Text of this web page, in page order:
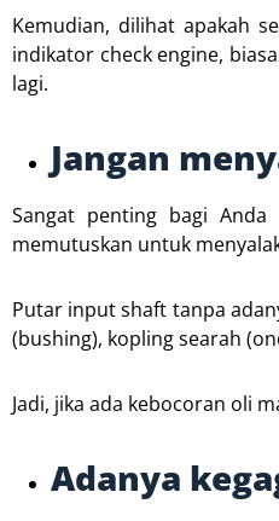
Kemudian, dilihat apakah
indikator check engine,
lagi.
Jangan
Sangat penting bagi
memutuskan untuk
Putar input shaft tanpa
(bushing), kopling searah
Jadi, jika ada kebocoran oli
Adanya